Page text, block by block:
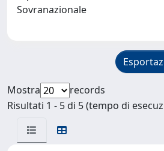
Sovranazionale
Mostra
records
Risultati 1 - 5 di 5 (tempo di